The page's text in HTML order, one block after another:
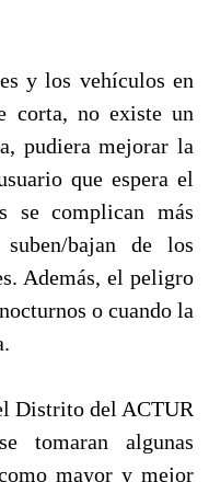
y los vehículos en
corta, no existe un
pudiera mejorar la
que espera el
se complican más
bajan de los
Además, el peligro
o cuando la
Distrito del ACTUR
tomaran algunas
mayor y mejor